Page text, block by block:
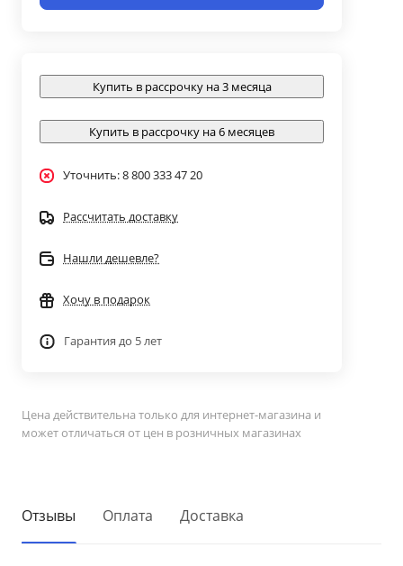
Купить в рассрочку на 3 месяца
Купить в рассрочку на 6 месяцев
Уточнить: 8 800 333 47 20
Рассчитать доставку
Нашли дешевле?
Хочу в подарок
Гарантия до 5 лет
Цена действительна только для интернет-магазина и
может отличаться от цен в розничных магазинах
Отзывы Оплата Доставка